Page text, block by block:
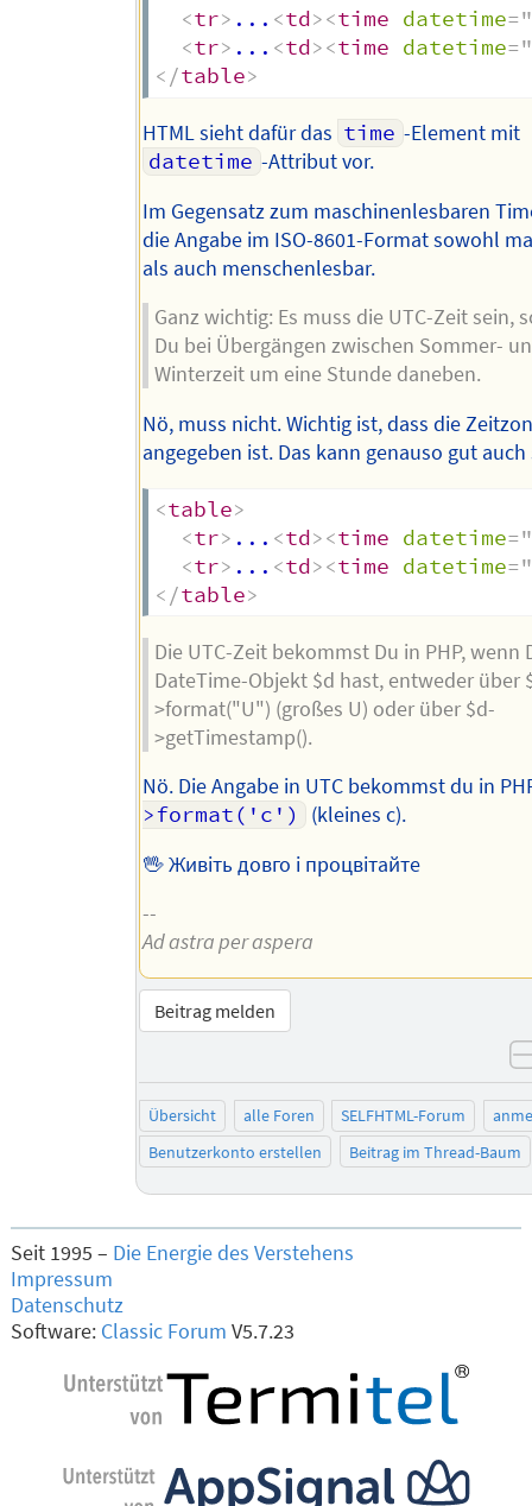
<tr> ... <td><time datetime="
<tr> ... <td><time datetime="
</table>
HTML sieht dafür das time -Element mit
datetime -Attribut vor.
Im Gegensatz zum maschinenlesbaren
die Angabe im ISO-8601-Format sowohl
als auch menschenlesbar.
Ganz wichtig: Es muss die UTC-Zeit sein,
Du bei Übergängen zwischen Sommer-
Winterzeit um eine Stunde daneben.
Nö, muss nicht. Wichtig ist, dass die
angegeben ist. Das kann genauso gut auch
<table>
<tr> ... <td><time datetime="
<tr> ... <td><time datetime="
</table>
Die UTC-Zeit bekommst Du in PHP, wenn
DateTime-Objekt $d hast, entweder über
>format("U") (großes U) oder über $d-
>getTimestamp().
Nö. Die Angabe in UTC bekommst du in
>format('c')
(kleines c).
🖖 Живіть довго і процвітайте
--
Ad astra per aspera
Beitrag melden
Übersicht alle Foren SELFHTML-Forum
Benutzerkonto erstellen
Beitrag im Thread-Baum
Seit 1995 – Die Energie des Verstehens
Impressum
Datenschutz
Software: Classic Forum V5.7.23